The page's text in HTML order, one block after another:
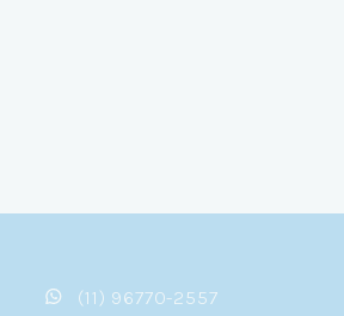
(11) 96770-2557